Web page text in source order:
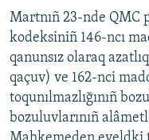
Martnıñ 23-nde QMC
kodeksiniñ 146-ncı
qanunsız olaraq
qaçuv) ve 162-nci
toqunılmazlığınıñ
bozuluvlarınıñ